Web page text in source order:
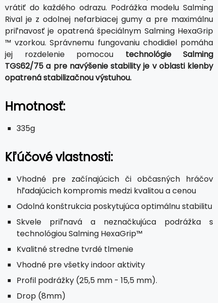
vrátiť do každého odrazu. Podrážka modelu Salming
Rival je z odolnej nefarbiacej gumy a pre maximálnu
priľnavosť je opatrená špeciálnym Salming HexaGrip
™ vzorkou. Správnemu fungovaniu chodidiel pomáha
jej rozdelenie pomocou technológie Salming
TGS62/75 a pre navýšenie stability je v oblasti klenby
opatrená stabilizačnou výstuhou.
Hmotnosť:
335g
Kľúčové vlastnosti:
Vhodné pre začínajúcich či občasných hráčov
hľadajúcich kompromis medzi kvalitou a cenou
Odolná konštrukcia poskytujúca optimálnu stabilitu
Skvele priľnavá a neznačkujúca podrážka s
technológiou Salming HexaGrip™
Kvalitné stredne tvrdé tlmenie
Vhodné pre všetky indoor aktivity
Profil podrážky (25,5 mm - 15,5 mm).
Drop (8mm)